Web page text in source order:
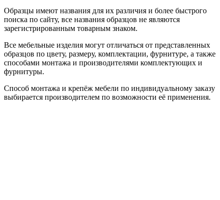
Образцы имеют названия для их различия и более быстрого
поиска по сайту, все названия образцов не являются
зарегистрированным товарным знаком.
Все мебельные изделия могут отличаться от представленных
образцов по цвету, размеру, комплектации, фурнитуре, а также
способами монтажа и производителями комплектующих и
фурнитуры.
Способ монтажа и крепёж мебели по индивидуальному заказу
выбирается производителем по возможности её применения.